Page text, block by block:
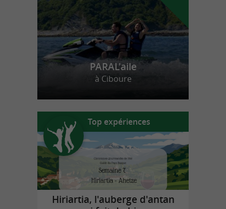
PARAL'aile
à Ciboure
Top expériences
Hiriartia, l'auberge d'antan